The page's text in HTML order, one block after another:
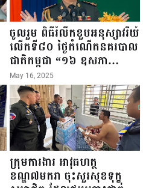
ចូលរួម ពិធីរំលឹកខួបអនុស្សាវរីយ៍
លើកទី៨០ ថ្ងៃកំណើតនគរបាល
ជាតិកម្ពុជា “១៦ ឧសភា
១៩៤៥ ~ ១៦ ឧសភា
២០២៥”...
May 16, 2025
ក្រុមការងារ អាវុធហត្ថ
ខណ្ឌ៧មករា ចុះសួរសុខទុក្ខ